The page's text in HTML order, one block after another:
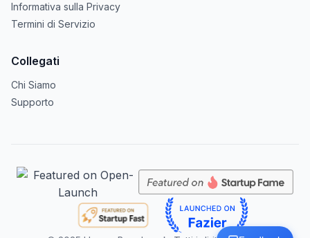
Informativa sulla Privacy
Termini di Servizio
Collegati
Chi Siamo
Supporto